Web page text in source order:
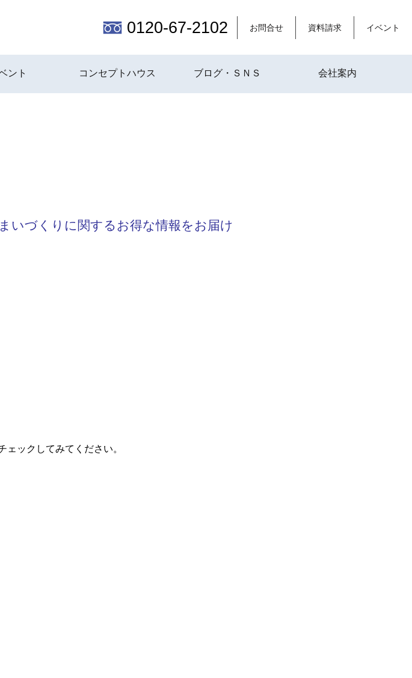
0120-67-2102 お問合せ 資料請求 イベント
ント コンセプトハウス ブログ・ＳＮＳ 会社案内
いづくりに関するお得な情報をお届け
ックしてみてください。